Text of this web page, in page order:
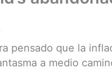
pensado que la
a medio